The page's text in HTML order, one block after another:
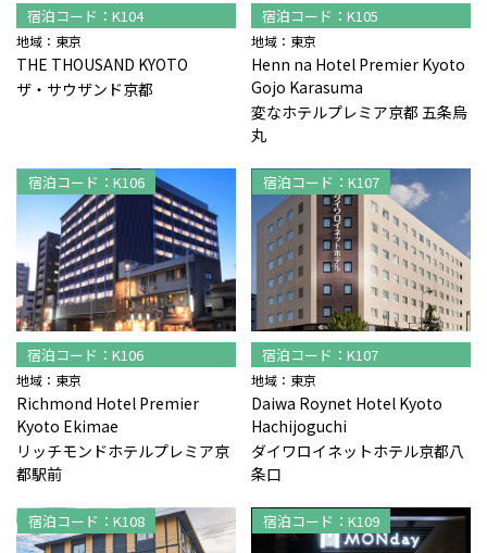
宿泊コード：K104
地域：東京
THE THOUSAND KYOTO
ザ・サウザンド京都
宿泊コード：K105
地域：東京
Henn na Hotel Premier Kyoto
Gojo Karasuma
変なホテルプレミア京都 五条烏
丸
宿泊コード：K106
宿泊コード：K106
地域：東京
Richmond Hotel Premier
Kyoto Ekimae
リッチモンドホテルプレミア京
都駅前
宿泊コード：K107
宿泊コード：K107
地域：東京
Daiwa Roynet Hotel Kyoto
Hachijoguchi
ダイワロイネットホテル京都八
条口
宿泊コード：K108 宿泊コード：K109